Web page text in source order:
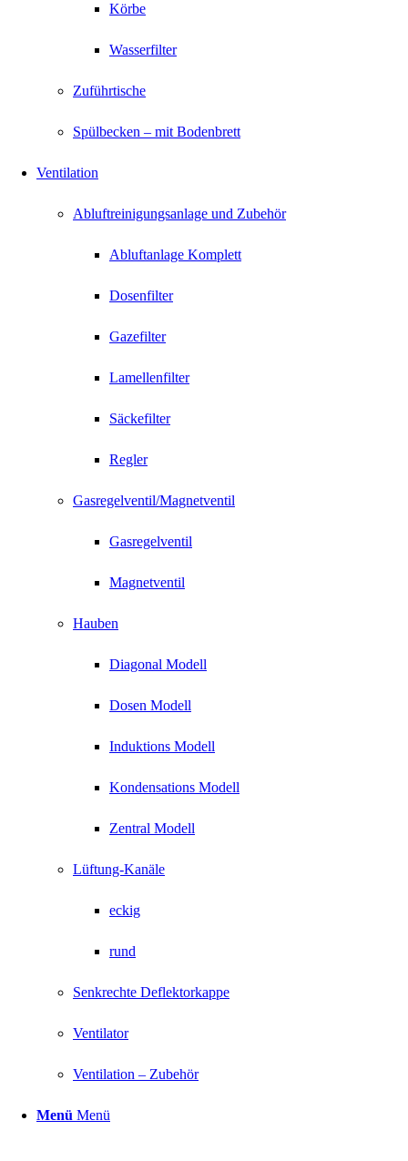
Körbe
Wasserfilter
Zuführtische
Spülbecken – mit Bodenbrett
Ventilation
Abluftreinigungsanlage und Zubehör
Abluftanlage Komplett
Dosenfilter
Gazefilter
Lamellenfilter
Säckefilter
Regler
Gasregelventil/Magnetventil
Gasregelventil
Magnetventil
Hauben
Diagonal Modell
Dosen Modell
Induktions Modell
Kondensations Modell
Zentral Modell
Lüftung-Kanäle
eckig
rund
Senkrechte Deflektorkappe
Ventilator
Ventilation – Zubehör
Menü Menü